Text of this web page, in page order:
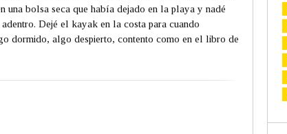
una bolsa seca que había dejado en la playa y nadé
Dejé el kayak en la costa para cuando
dormido, algo despierto, contento como en el libro de